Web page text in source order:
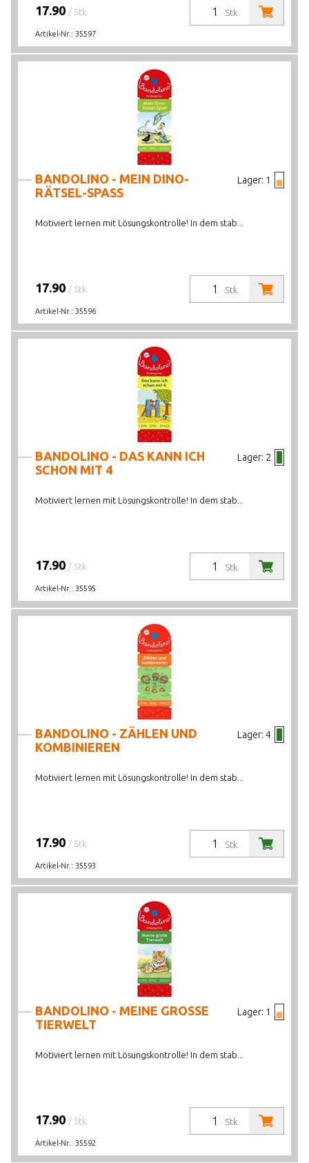
Stk.
17.90 / Stk.
Artikel-Nr.: 35597
Lager: 1
BANDOLINO - MEIN DINO-
RÄTSEL-SPASS
Motiviert lernen mit Lösungskontrolle! In dem stab...
Stk.
17.90 / Stk.
Artikel-Nr.: 35596
Lager: 2
BANDOLINO - DAS KANN ICH
SCHON MIT 4
Motiviert lernen mit Lösungskontrolle! In dem stab...
Stk.
17.90 / Stk.
Artikel-Nr.: 35595
Lager: 4
BANDOLINO - ZÄHLEN UND
KOMBINIEREN
Motiviert lernen mit Lösungskontrolle! In dem stab...
Stk.
17.90 / Stk.
Artikel-Nr.: 35593
Lager: 1
BANDOLINO - MEINE GROSSE
TIERWELT
Motiviert lernen mit Lösungskontrolle! In dem stab...
Stk.
17.90 / Stk.
Artikel-Nr.: 35592